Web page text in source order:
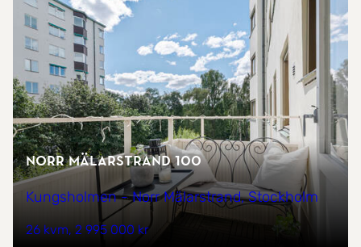
Norr Mälarstrand 100
Kungsholmen - Norr Mälarstrand, Stockholm
26 kvm 2 995 000 kr